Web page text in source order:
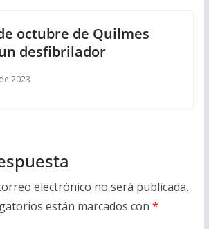
octubre de Quilmes
desfibrilador
2023
electrónico no será publicada.
están marcados con *